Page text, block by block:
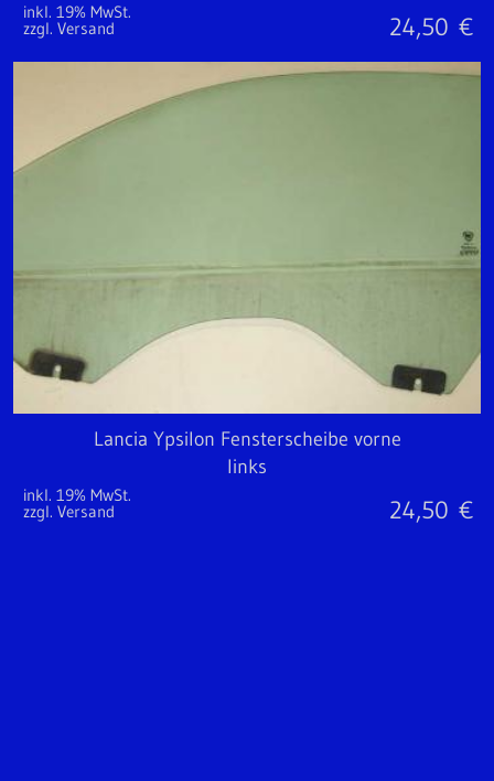
inkl. 19% MwSt.
zzgl. Versand 24,50 €
Lancia Ypsilon Fensterscheibe vorne
links
inkl. 19% MwSt.
zzgl. Versand 24,50 €